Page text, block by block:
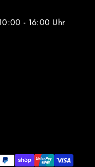
- 16:00 Uhr